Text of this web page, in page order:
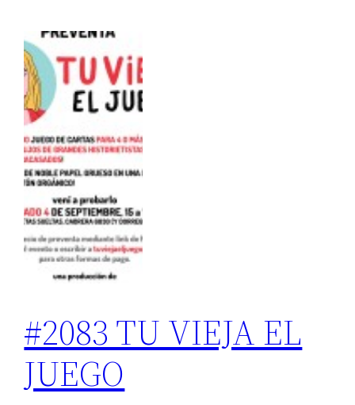
#2083 TU VIEJA EL
JUEGO